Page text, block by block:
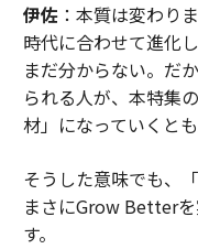
伊佐：本質は変わり
時代に合わせて進化
まだ分からない。だ
られる人が、本特集
材」になっていくとも
そうした意味でも、
まさにGrow Better
す。